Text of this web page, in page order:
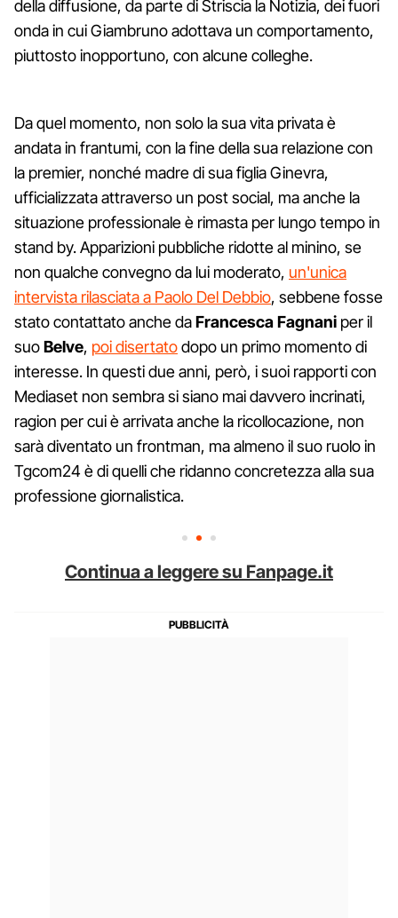
della diffusione, da parte di Striscia la Notizia, dei fuori
onda in cui Giambruno adottava un comportamento,
piuttosto inopportuno, con alcune colleghe.
Da quel momento, non solo la sua vita privata è
andata in frantumi, con la fine della sua relazione con
la premier, nonché madre di sua figlia Ginevra,
ufficializzata attraverso un post social, ma anche la
situazione professionale è rimasta per lungo tempo in
stand by. Apparizioni pubbliche ridotte al minino, se
non qualche convegno da lui moderato, un'unica
intervista rilasciata a Paolo Del Debbio, sebbene fosse
stato contattato anche daFrancesca Fagnani per il
suoBelve, poi disertatodopo un primo momento di
interesse. In questi due anni, però, i suoi rapporti con
Mediaset non sembra si siano mai davvero incrinati,
ragion per cui è arrivata anche la ricollocazione, non
sarà diventato un frontman, ma almeno il suo ruolo in
Tgcom24 è di quelli che ridanno concretezza alla sua
professione giornalistica.
Continua a leggere su Fanpage.it